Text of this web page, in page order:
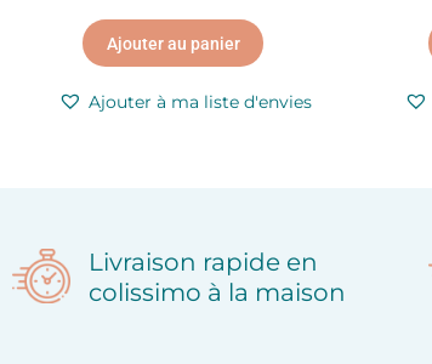
Ajouter au panier
Ajouter à ma liste d'envies
Livraison rapide en
colissimo à la maison